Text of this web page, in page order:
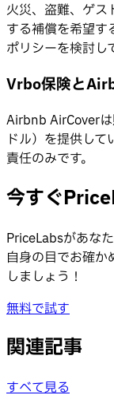
火災、盗難、ゲス
する補償を希望す
ポリシーを検討し
Vrbo保険と
Airbnb AirCover
ドル）を提供し
責任のみです。
今すぐ
PriceLabsがあな
自身の目でお確
しましょう！
無料で試す
関連記事
すべて見る